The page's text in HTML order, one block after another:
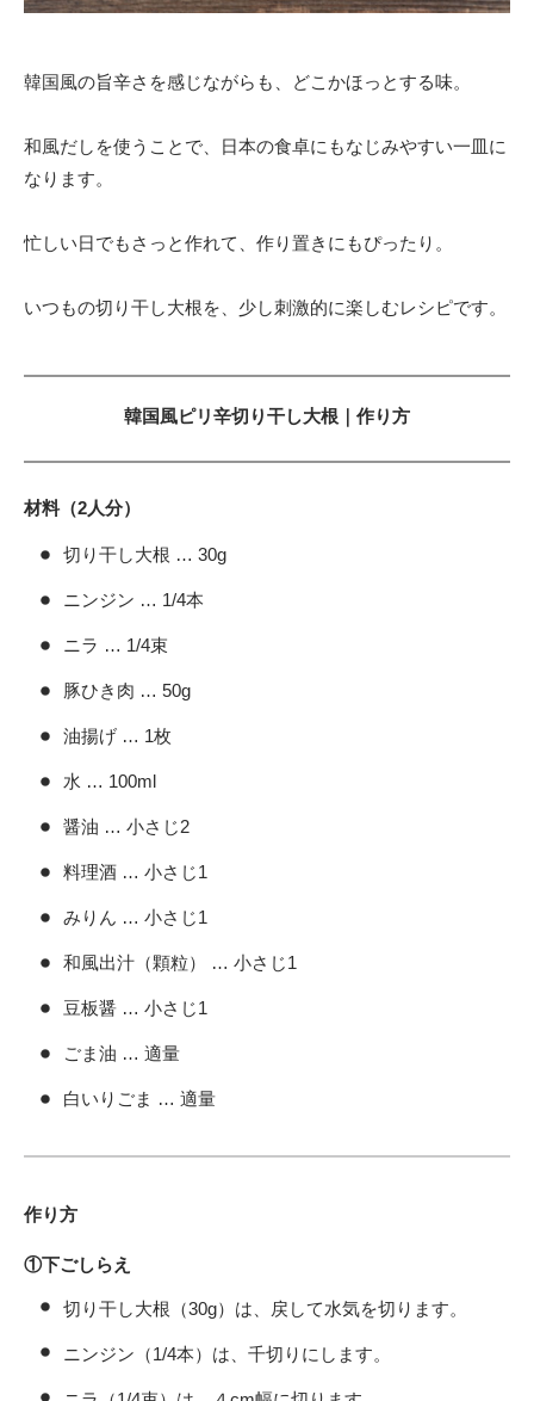
韓国風の旨辛さを感じながらも、どこかほっとする味。
和風だしを使うことで、日本の食卓にもなじみやすい一皿に
なります。
忙しい日でもさっと作れて、作り置きにもぴったり。
いつもの切り干し大根を、少し刺激的に楽しむレシピです。
韓国風ピリ辛切り干し大根｜作り方
材料（2人分）
切り干し大根 … 30g
ニンジン … 1/4本
ニラ … 1/4束
豚ひき肉 … 50g
油揚げ … 1枚
水 … 100ml
醤油 … 小さじ2
料理酒 … 小さじ1
みりん … 小さじ1
和風出汁（顆粒） … 小さじ1
豆板醤 … 小さじ1
ごま油 … 適量
白いりごま … 適量
作り方
①下ごしらえ
切り干し大根（30g）は、戻して水気を切ります。
ニンジン（1/4本）は、千切りにします。